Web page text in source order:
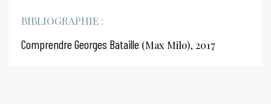
BIBLIOGRAPHIE :
Comprendre Georges Bataille (Max Milo), 2017